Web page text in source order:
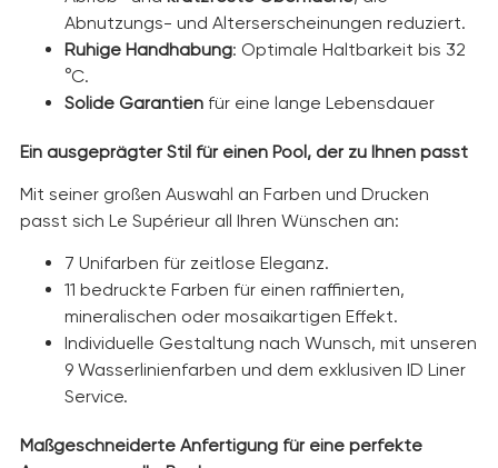
Abnutzungs- und Alterserscheinungen reduziert.
Ruhige Handhabung: Optimale Haltbarkeit bis 32
°C.
Solide Garantienfür eine lange Lebensdauer
Ein ausgeprägter Stil für einen Pool, der zu Ihnen passt
Mit seiner großen Auswahl an Farben und Drucken
passt sich Le Supérieur all Ihren Wünschen an:
7 Unifarben für zeitlose Eleganz.
11 bedruckte Farben für einen raffinierten,
mineralischen oder mosaikartigen Effekt.
Individuelle Gestaltung nach Wunsch, mit unseren
9 Wasserlinienfarben und dem exklusiven ID Liner
Service.
Maßgeschneiderte Anfertigung für eine perfekte